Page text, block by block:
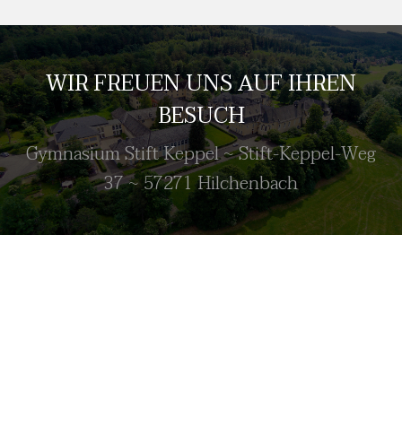
WIR FREUEN UNS AUF IHREN
BESUCH
Gymnasium Stift Keppel ~ Stift-Keppel-Weg
37 ~ 57271 Hilchenbach